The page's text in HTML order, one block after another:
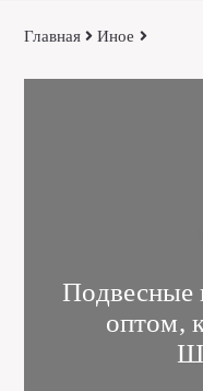
Главная Иное
Подвесные
оптом,